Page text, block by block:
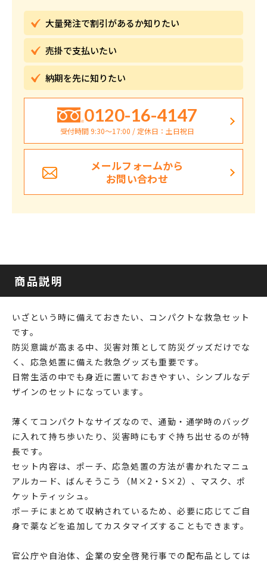
大量発注で割引があるか知りたい
売掛で支払いたい
納期を先に知りたい
0120-16-4147
受付時間 9:30〜17:00 / 定休日：土日祝日
メールフォームから
お問い合わせ
商品説明
いざという時に備えておきたい、コンパクトな救急セット
です。
防災意識が高まる中、災害対策として防災グッズだけでな
く、応急処置に備えた救急グッズも重要です。
日常生活の中でも身近に置いておきやすい、シンプルなデ
ザインのセットになっています。
薄くてコンパクトなサイズなので、通勤・通学時のバッグ
に入れて持ち歩いたり、災害時にもすぐ持ち出せるのが特
長です。
セット内容は、ポーチ、応急処置の方法が書かれたマニュ
アルカード、ばんそうこう（M×2・S×2）、マスク、ポ
ケットティッシュ。
ポーチにまとめて収納されているため、必要に応じてご自
身で薬などを追加してカスタマイズすることもできます。
官公庁や自治体、企業の安全啓発行事での配布品としては